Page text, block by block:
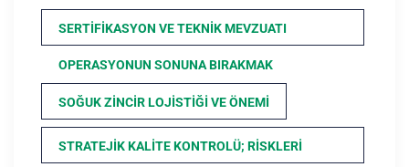
SERTIFIKASYON VE TEKNIK MEVZUATI
OPERASYONUN SONUNA BIRAKMAK
SOĞUK ZINCIR LOJISTIĞI VE ÖNEMI
STRATEJIK KALITE KONTROLÜ; RISKLERI